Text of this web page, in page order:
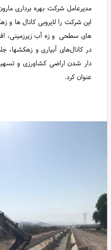
مدیرعامل شرکت بهره برداری
این شرکت را لایروبی کانال ها و
های سطحی و زه آب زیرزمینی،
در کانال‌های آبیاری و زهکشها،
دار شدن اراضی کشاورزی و
عنوان کرد.